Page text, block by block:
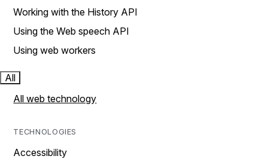
Working with the History API
Using the Web speech API
Using web workers
All
All web technology
TECHNOLOGIES
Accessibility